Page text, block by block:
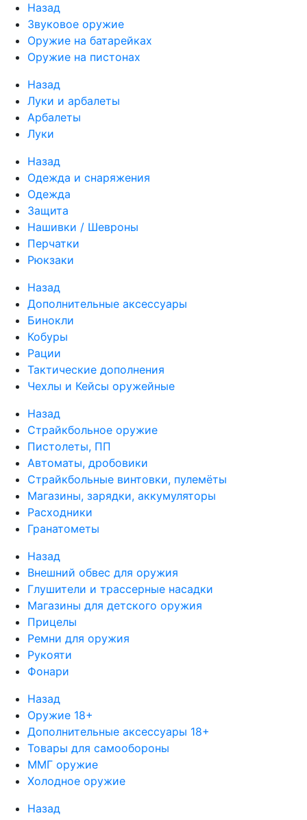
Назад
Звуковое оружие
Оружие на батарейках
Оружие на пистонах
Назад
Луки и арбалеты
Арбалеты
Луки
Назад
Одежда и снаряжения
Одежда
Защита
Нашивки / Шевроны
Перчатки
Рюкзаки
Назад
Дополнительные аксессуары
Бинокли
Кобуры
Рации
Тактические дополнения
Чехлы и Кейсы оружейные
Назад
Страйкбольное оружие
Пистолеты, ПП
Автоматы, дробовики
Страйкбольные винтовки, пулемёты
Магазины, зарядки, аккумуляторы
Расходники
Гранатометы
Назад
Внешний обвес для оружия
Глушители и трассерные насадки
Магазины для детского оружия
Прицелы
Ремни для оружия
Рукояти
Фонари
Назад
Оружие 18+
Дополнительные аксессуары 18+
Товары для самообороны
ММГ оружие
Холодное оружие
Назад